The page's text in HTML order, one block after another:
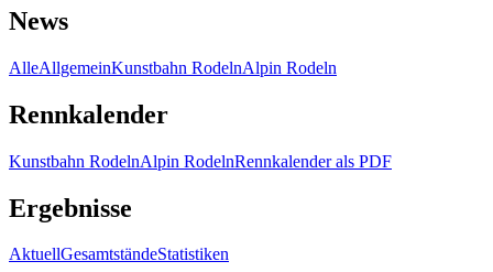
News
AlleAllgemeinKunstbahn RodelnAlpin Rodeln
Rennkalender
Kunstbahn RodelnAlpin RodelnRennkalender als PDF
Ergebnisse
AktuellGesamtständeStatistiken